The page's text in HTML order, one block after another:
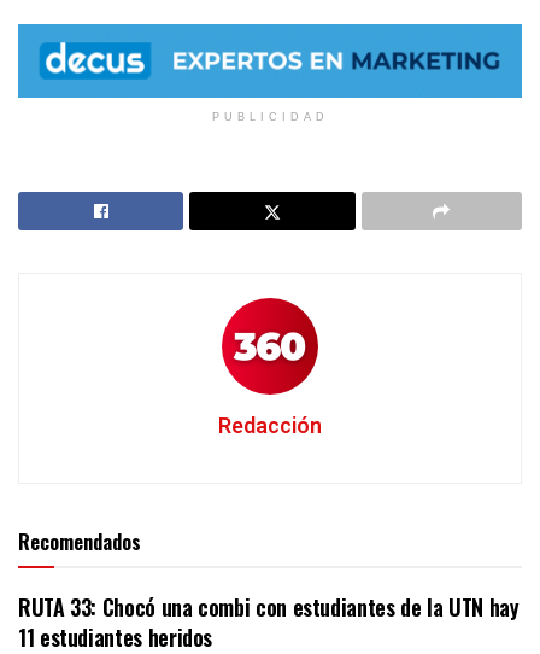
PUBLICIDAD
Redacción
Recomendados
RUTA 33: Chocó una combi con estudiantes de la UTN hay
11 estudiantes heridos